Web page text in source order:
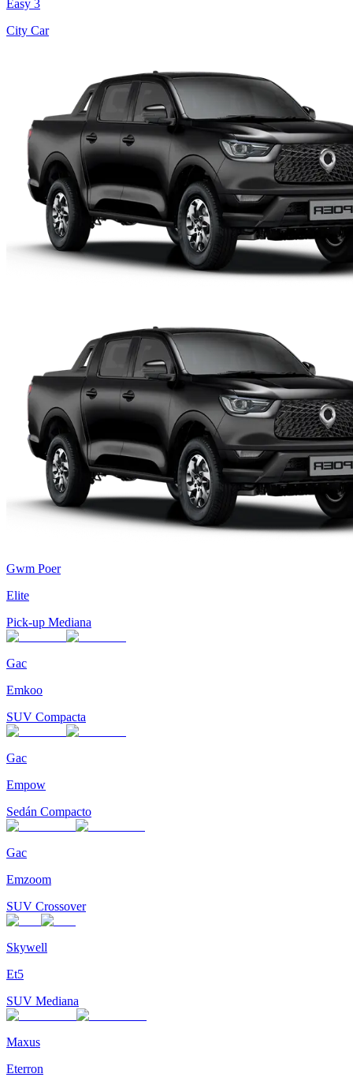
Easy 3
City Car
Gwm Poer
Elite
Pick-up Mediana
Gac
Emkoo
SUV Compacta
Gac
Empow
Sedán Compacto
Gac
Emzoom
SUV Crossover
Skywell
Et5
SUV Mediana
Maxus
Eterron